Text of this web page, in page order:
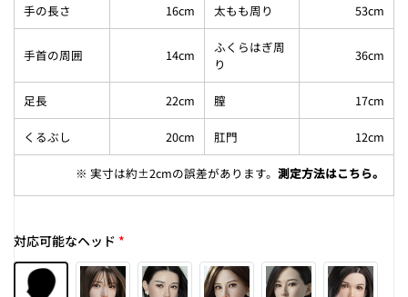
手の長さ 16cm 太もも周り 53cm
手首の周囲 14cm
ふくらはぎ周
り
36cm
足長 22cm 膣 17cm
くるぶし 20cm 肛門 12cm
※ 実寸は約±2cmの誤差があります。 測定方法はこちら。
対応可能なヘッド *